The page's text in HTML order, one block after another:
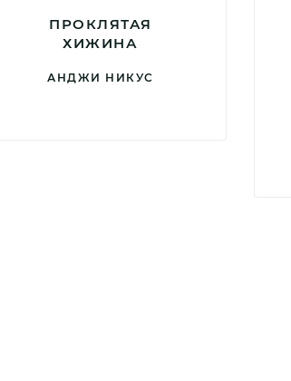
ПРОКЛЯТАЯ
ХИЖИНА
АНДЖИ НИКУС